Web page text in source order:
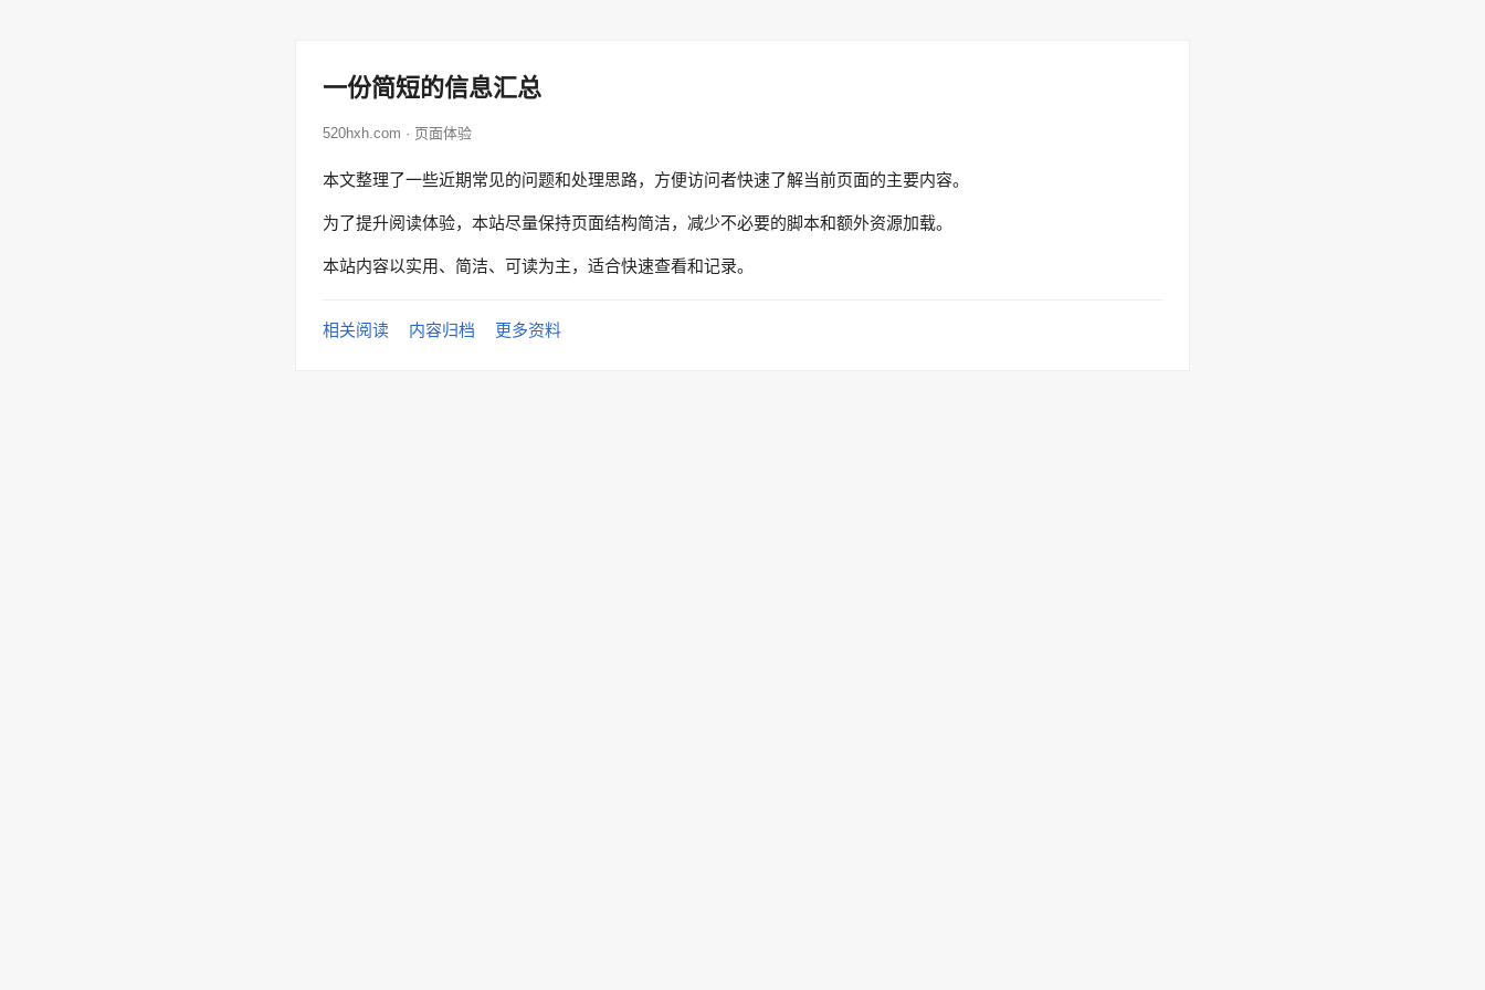
一份简短的信息汇总
520hxh.com · 页面体验
本文整理了一些近期常见的问题和处理思路，方便访问者快速了解当前页面的主要内容。
为了提升阅读体验，本站尽量保持页面结构简洁，减少不必要的脚本和额外资源加载。
本站内容以实用、简洁、可读为主，适合快速查看和记录。
相关阅读 内容归档 更多资料